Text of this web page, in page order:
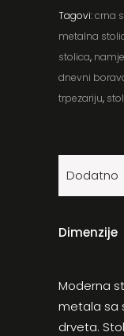
Tagovi:crna
metalna
stolica,
dnevni
trpezariju,
Dodatno
Dimenzije
Moderna
metala sa
drveta.